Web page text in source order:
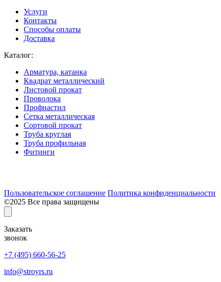
Услуги
Контакты
Способы оплаты
Доставка
Каталог:
Арматура, катанка
Квадрат металлический
Листовой прокат
Проволока
Профнастил
Сетка металлическая
Сортовой прокат
Труба круглая
Труба профильная
Фитинги
Пользовательское соглашение Политика конфиденциальности
©2025 Все права защищены
Заказать
звонок
+7 (495) 660-56-25
info@stroyrs.ru